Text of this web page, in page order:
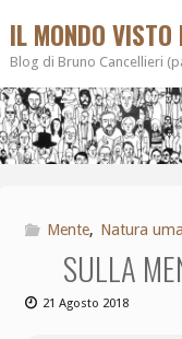
IL MONDO VISTO
Blog di Bruno Cancellieri
Mente, Natura
SULLA
21 Agosto 2018